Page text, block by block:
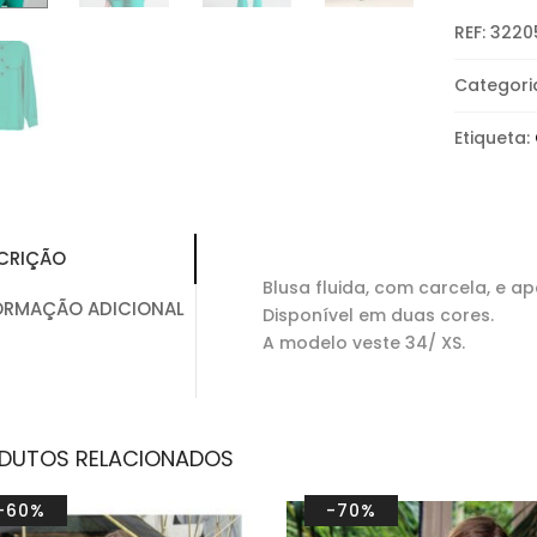
REF:
Etiqueta:
ADICIONAL
Blusa fluida, com carcela, e
Disponível em duas cores.
A modelo veste 34/ XS.
RELACIONADOS
-70%